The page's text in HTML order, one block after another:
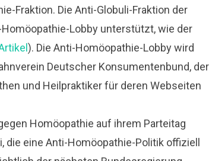
Fraktion. Die Anti-Globuli-Fraktion der
Lobby unterstützt, wie der
). Die Anti-Homöopathie-Lobby wird
Deutscher Konsumentenbund, der
und Heilpraktiker für deren Webseiten
Homöopathie auf ihrem Parteitag
die eine Anti-Homöopathie-Politik offiziell